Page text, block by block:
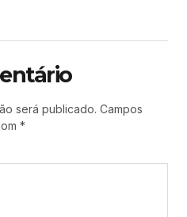
será publicado. Campos
*